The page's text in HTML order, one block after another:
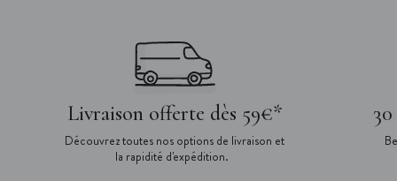
Livraison offerte dès 59€*
Découvrez toutes nos options de livraison et
la rapidité d'expédition.